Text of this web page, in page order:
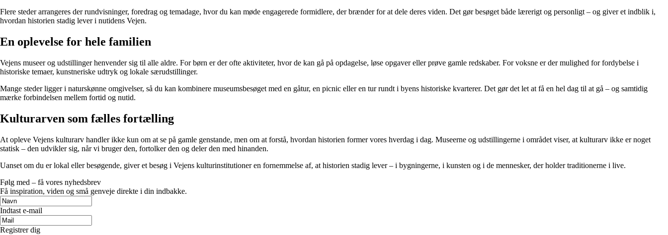
Flere steder arrangeres der rundvisninger, foredrag og temadage, hvor du kan møde engagerede formidlere, der brænder for at dele deres viden. Det gør besøget både lærerigt og personligt – og giver et indblik i,
hvordan historien stadig lever i nutidens Vejen.
En oplevelse for hele familien
Vejens museer og udstillinger henvender sig til alle aldre. For børn er der ofte aktiviteter, hvor de kan gå på opdagelse, løse opgaver eller prøve gamle redskaber. For voksne er der mulighed for fordybelse i
historiske temaer, kunstneriske udtryk og lokale særudstillinger.
Mange steder ligger i naturskønne omgivelser, så du kan kombinere museumsbesøget med en gåtur, en picnic eller en tur rundt i byens historiske kvarterer. Det gør det let at få en hel dag til at gå – og samtidig
mærke forbindelsen mellem fortid og nutid.
Kulturarven som fælles fortælling
At opleve Vejens kulturarv handler ikke kun om at se på gamle genstande, men om at forstå, hvordan historien former vores hverdag i dag. Museerne og udstillingerne i området viser, at kulturarv ikke er noget
statisk – den udvikler sig, når vi bruger den, fortolker den og deler den med hinanden.
Uanset om du er lokal eller besøgende, giver et besøg i Vejens kulturinstitutioner en fornemmelse af, at historien stadig lever – i bygningerne, i kunsten og i de mennesker, der holder traditionerne i live.
Følg med – få vores nyhedsbrev
Få inspiration, viden og små genveje direkte i din indbakke.
Indtast e-mail
Registrer dig